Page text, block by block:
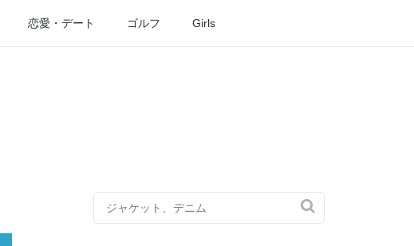
恋愛・デート ゴルフ Girls
